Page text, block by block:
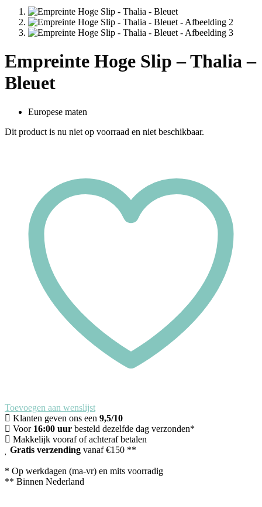
Empreinte Hoge Slip – Thalia –
Bleuet
Europese maten
Dit product is nu niet op voorraad en niet beschikbaar.
Toevoegen aan wenslijst
Klanten geven ons een 9,5/10
Voor 16:00 uur besteld dezelfde dag verzonden*
Makkelijk vooraf of achteraf betalen
Gratis verzending vanaf €150 **
* Op werkdagen (ma-vr) en mits voorradig
** Binnen Nederland